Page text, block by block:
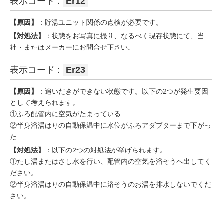
【原因】
：貯湯ユニット関係の点検が必要です。
【対処法】
：状態をお写真に撮り、なるべく現存状態にて、当
社・またはメーカーにお問合せ下さい。
表示コード： Er23
【原因】
：追いだきができない状態です。以下の2つが発生要因
として考えられます。
①ふろ配管内に空気がたまっている
②半身浴湯はりの自動保温中に水位がふろアダプターまで下がっ
た
【対処法】
：以下の2つの対処法が挙げられます。
①たし湯またはさし水を行い、配管内の空気を浴そうへ出してく
ださい。
②半身浴湯はりの自動保温中に浴そうのお湯を排水しないでくだ
さい。